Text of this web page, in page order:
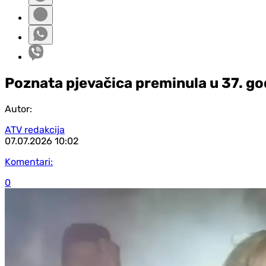
Poznata pjevačica preminula u 37.
Autor:
ATV redakcija
07.07.2026 10:02
Komentari:
0